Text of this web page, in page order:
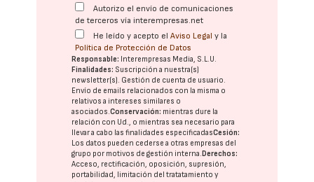
Autorizo el envío de comunicaciones
de terceros vía interempresas.net
He leído y acepto elAviso Legal y la
Política de Protección de Datos
Responsable: Interempresas Media, S.L.U.
Finalidades: Suscripción a nuestra(s)
newsletter(s). Gestión de cuenta de usuario.
Envío de emails relacionados con la misma o
relativos a intereses similares o
asociados.Conservación: mientras dure la
relación con Ud., o mientras sea necesario para
llevar a cabo las finalidades especificadasCesión:
Los datos pueden cederse a otras empresas del
grupo por motivos de gestión interna. Derechos:
Acceso, rectificación, oposición, supresión,
portabilidad, limitación del tratatamiento y